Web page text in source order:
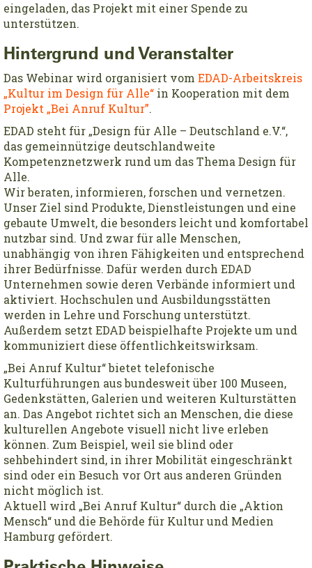
eingeladen, das Projekt mit einer Spende zu
unterstützen.
Hintergrund und Veranstalter
Das Webinar wird organisiert vom EDAD-Arbeitskreis
„Kultur im Design für Alle“ in Kooperation mit dem
Projekt „Bei Anruf Kultur”.
EDAD steht für „Design für Alle – Deutschland e.V.“,
das gemeinnützige deutschlandweite
Kompetenznetzwerk rund um das Thema Design für
Alle.
Wir beraten, informieren, forschen und vernetzen.
Unser Ziel sind Produkte, Dienstleistungen und eine
gebaute Umwelt, die besonders leicht und komfortabel
nutzbar sind. Und zwar für alle Menschen,
unabhängig von ihren Fähigkeiten und entsprechend
ihrer Bedürfnisse. Dafür werden durch EDAD
Unternehmen sowie deren Verbände informiert und
aktiviert. Hochschulen und Ausbildungsstätten
werden in Lehre und Forschung unterstützt.
Außerdem setzt EDAD beispielhafte Projekte um und
kommuniziert diese öffentlichkeitswirksam.
„Bei Anruf Kultur“ bietet telefonische
Kulturführungen aus bundesweit über 100 Museen,
Gedenkstätten, Galerien und weiteren Kulturstätten
an. Das Angebot richtet sich an Menschen, die diese
kulturellen Angebote visuell nicht live erleben
können. Zum Beispiel, weil sie blind oder
sehbehindert sind, in ihrer Mobilität eingeschränkt
sind oder ein Besuch vor Ort aus anderen Gründen
nicht möglich ist.
Aktuell wird „Bei Anruf Kultur“ durch die „Aktion
Mensch“ und die Behörde für Kultur und Medien
Hamburg gefördert.